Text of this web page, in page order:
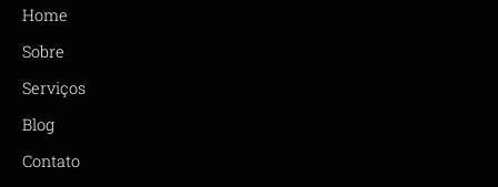
Home
Sobre
Serviços
Blog
Contato